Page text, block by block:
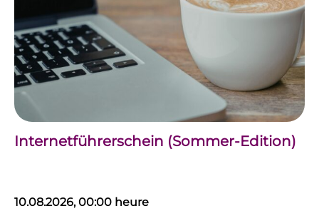
Internetführerschein (Sommer-Edition)
10.08.2026, 00:00 heure